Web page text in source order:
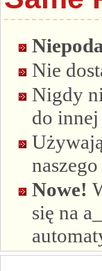
Nie
Nigdy
do
Nowe!
się na